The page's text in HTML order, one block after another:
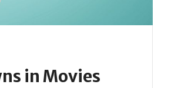
in Movies